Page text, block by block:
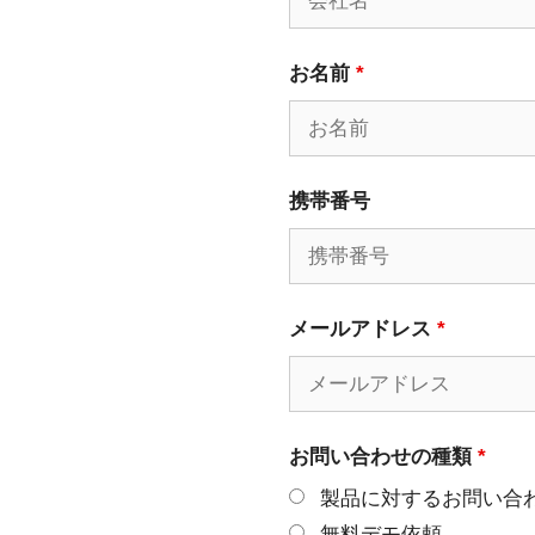
お名前 *
携帯番号
メールアドレス *
お問い合わせの種類 *
製品に対するお問い合